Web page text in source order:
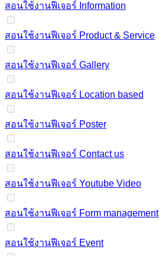
สอนใช้งานฟีเจอร์ Information
สอนใช้งานฟีเจอร์ Product & Service
สอนใช้งานฟีเจอร์ Gallery
สอนใช้งานฟีเจอร์ Location based
สอนใช้งานฟีเจอร์ Poster
สอนใช้งานฟีเจอร์ Contact us
สอนใช้งานฟีเจอร์ Youtube Video
สอนใช้งานฟีเจอร์ Form management
สอนใช้งานฟีเจอร์ Event